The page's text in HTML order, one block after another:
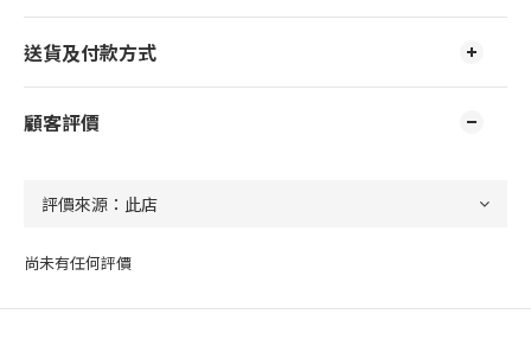
送貨及付款方式
顧客評價
尚未有任何評價